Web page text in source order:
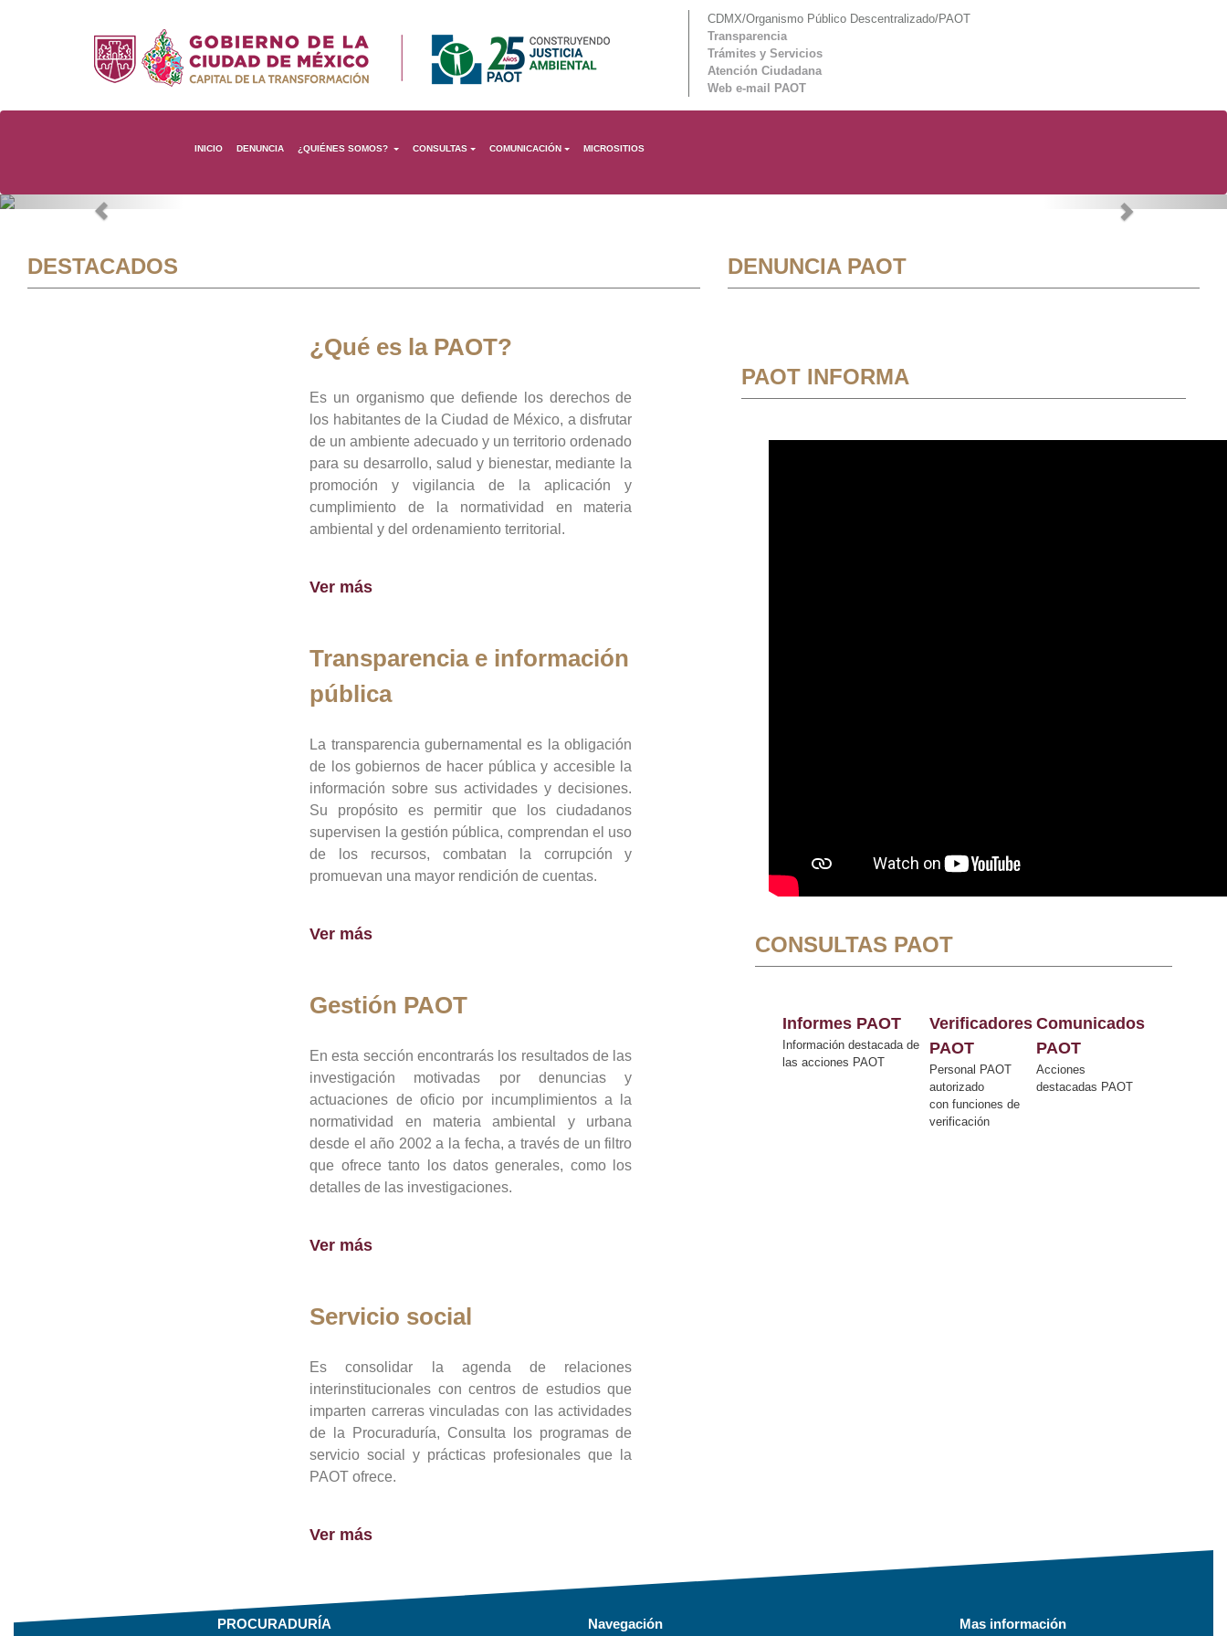
CDMX/Organismo Público Descentralizado/PAOT
Transparencia
Trámites y Servicios
Atención Ciudadana
Web e-mail PAOT
INICIO DENUNCIA ¿QUIÉNES SOMOS? CONSULTAS COMUNICACIÓN MICROSITIOS
Previous Next
DESTACADOS
¿Qué es la PAOT?
Es un organismo que defiende los derechos de
los habitantes de la Ciudad de México, a disfrutar
de un ambiente adecuado y un territorio ordenado
para su desarrollo, salud y bienestar, mediante la
promoción y vigilancia de la aplicación y
cumplimiento de la normatividad en materia
ambiental y del ordenamiento territorial.
Ver más
Transparencia e información
pública
La transparencia gubernamental es la obligación
de los gobiernos de hacer pública y accesible la
información sobre sus actividades y decisiones.
Su propósito es permitir que los ciudadanos
supervisen la gestión pública, comprendan el uso
de los recursos, combatan la corrupción y
promuevan una mayor rendición de cuentas.
Ver más
Gestión PAOT
En esta sección encontrarás los resultados de las
investigación motivadas por denuncias y
actuaciones de oficio por incumplimientos a la
normatividad en materia ambiental y urbana
desde el año 2002 a la fecha, a través de un filtro
que ofrece tanto los datos generales, como los
detalles de las investigaciones.
Ver más
Servicio social
Es consolidar la agenda de relaciones
interinstitucionales con centros de estudios que
imparten carreras vinculadas con las actividades
de la Procuraduría, Consulta los programas de
servicio social y prácticas profesionales que la
PAOT ofrece.
Ver más
DENUNCIA PAOT
PAOT INFORMA
CONSULTAS PAOT
Informes PAOT
Información destacada de
las acciones PAOT
Verificadores
PAOT
Personal PAOT
autorizado
con funciones de
verificación
Comunicados
PAOT
Acciones
destacadas PAOT
PROCURADURÍA Navegación Mas información